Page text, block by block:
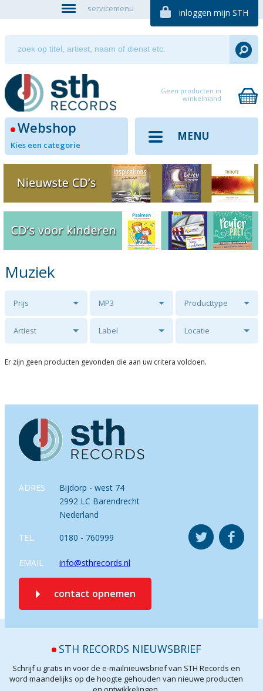
servicemenu inloggen mijn STH
Geen producten in
winkelmand
Webshop
Kies een categorie
MENU
Muziek
Prijs MP3 Producttype
Artiest Label Locatie
Er zijn geen producten gevonden die aan uw critera voldoen.
ADRES
Bijdorp - west 74
2992 LC Barendrecht
Nederland
TEL. 0180 - 760999
EMAIL info@sthrecords.nl
contact opnemen
STH RECORDS NIEUWSBRIEF
Schrijf u gratis in voor de e-mailnieuwsbrief van STH Records en
word maandelijks op de hoogte gehouden van nieuwe producten